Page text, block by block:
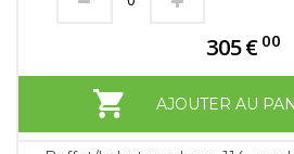
305€ 00
AJOUTER AU